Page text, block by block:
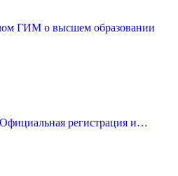
ГИМ о высшем образовании
регистрация и…